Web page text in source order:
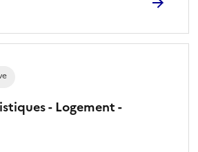
- Logement -